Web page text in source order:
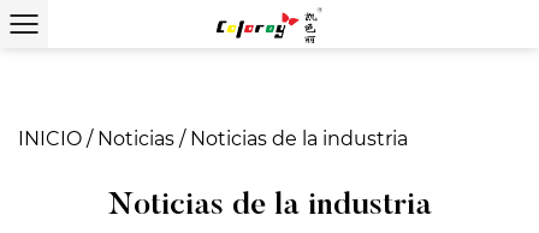
INICIO / Noticias / Noticias de la industria
Noticias de la industria